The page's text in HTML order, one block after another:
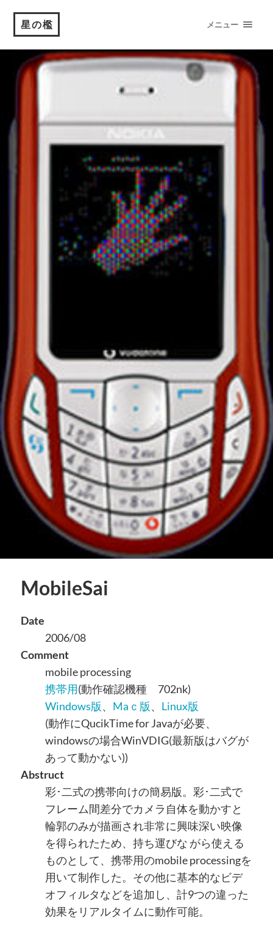
星の檻 メニュー
MobileSai
Date
2006/08
Comment
mobile processing
携帯用(動作確認機種 702nk)
Windows版、 Maｃ版、 Linux版
(動作にQucikTime for Javaが必要、
windowsの場合WinVDIG(最新版はバグが
あって動かない))
Abstruct
彩･二式の携帯向けの簡易版。彩･二式で
フレーム間差分でカメラ自体を動かすと
輪郭のみが描画され非常に興味深い映像
を得られたため、持ち運びな がら使える
ものとして、携帯用のmobile processingを
用いて制作した。その他に基本的なビデ
オフィルタなどを追加し、計9つの違った
効果をリアルタイムに動作可能。